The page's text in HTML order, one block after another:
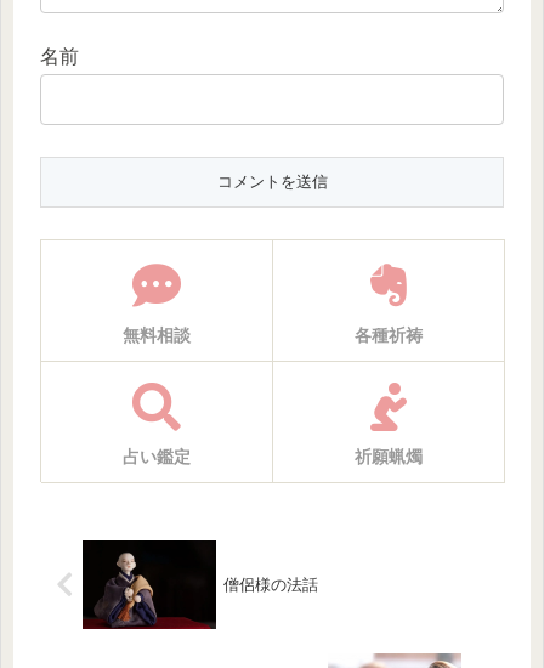
名前
無料相談 各種祈祷
占い鑑定 祈願蝋燭
僧侶様の法話